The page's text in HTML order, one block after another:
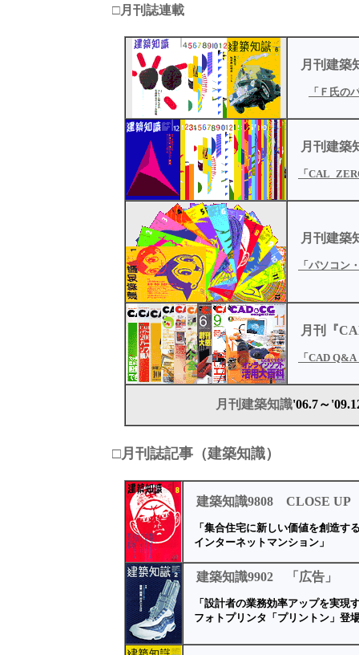
□月刊誌連載
月刊 建築
「Ｆ氏の
月刊 建築
「
月刊 建築
「パソコン
月刊 『
「CAD
月刊 建築知識'06.7～
□月刊誌記事（建築知識）
建築知識9808 CLOSE UP
「集合住宅に新しい価値を創造す
インターネットマンション」
建築知識9902 「広告」
「設計者の業務効率アップを実現
フォトプリンタ「プリントン」登